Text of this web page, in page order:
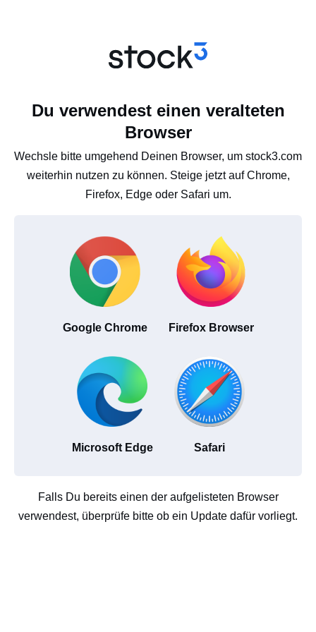
Du verwendest einen veralteten
Browser
Wechsle bitte umgehend Deinen Browser, um stock3.com
weiterhin nutzen zu können. Steige jetzt auf Chrome,
Firefox, Edge oder Safari um.
Google Chrome Firefox Browser
Microsoft Edge Safari
Falls Du bereits einen der aufgelisteten Browser
verwendest, überprüfe bitte ob ein Update dafür vorliegt.